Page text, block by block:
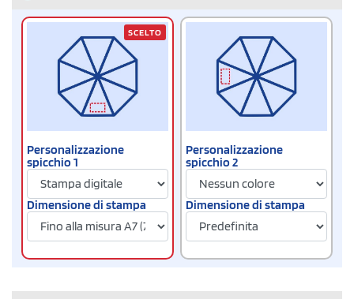
Personalizzazione
spicchio 1
Dimensione di stampa
SCELTO
Personalizzazione
spicchio 2
Dimensione di stampa